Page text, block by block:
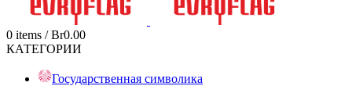
0 items / Br0.00
КАТЕГОРИИ
Государственная символика